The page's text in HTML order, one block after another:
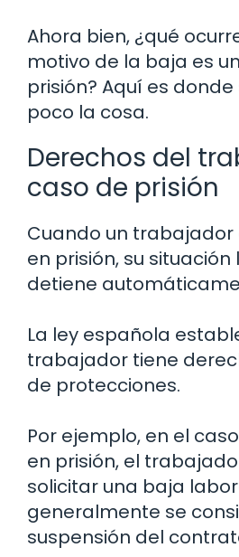
Ahora bien, ¿qué
motivo de la baja es
prisión? Aquí es
poco la cosa.
Derechos del
caso de prisión
Cuando un trabajador
en prisión, su
detiene
La ley española
trabajador tiene
de protecciones.
Por ejemplo, en el
en prisión, el
solicitar una baja
generalmente se
suspensión del